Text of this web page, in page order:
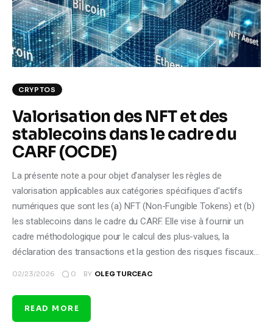
Climate
Markets
Tech
Shop
CRYPTOS
Valorisation des NFT et des
stablecoins dans le cadre du
CARF (OCDE)
La présente note a pour objet d'analyser les règles de
valorisation applicables aux catégories spécifiques d'actifs
numériques que sont les (a) NFT (Non-Fungible Tokens) et (b)
les stablecoins dans le cadre du CARF. Elle vise à fournir un
cadre méthodologique pour le calcul des plus-values, la
déclaration des transactions et la gestion des risques fiscaux…
02/23/2026 0 BY OLEG TURCEAC
READ MORE